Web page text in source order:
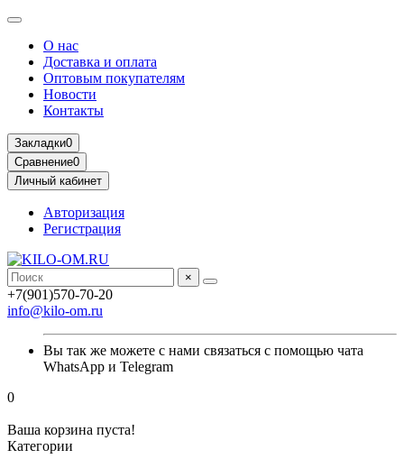
О нас
Доставка и оплата
Оптовым покупателям
Новости
Контакты
Закладки0
Сравнение0
Личный кабинет
Авторизация
Регистрация
×
+7(901)570-70-20
info@kilo-om.ru
Вы так же можете с нами связаться с помощью чата
WhatsApp и Telegram
0
Ваша корзина пуста!
Категории